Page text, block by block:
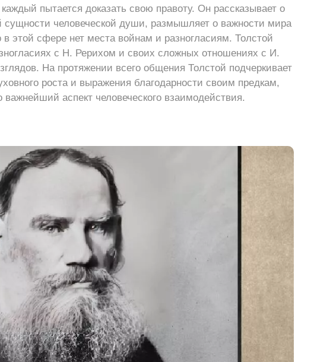
пытается доказать свою правоту. Он рассказывает о
сущности человеческой души, размышляет о важности мира
сфере нет места войнам и разногласиям. Толстой
с Н. Рерихом и своих сложных отношениях с И.
На протяжении всего общения Толстой подчеркивает
роста и выражения благодарности своим предкам,
аспект человеческого взаимодействия.